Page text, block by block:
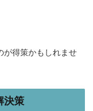
が得策かもしれませ
決策